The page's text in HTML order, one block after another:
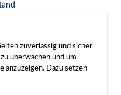
zuverlässig und sicher
überwachen und um
anzuzeigen. Dazu setzen